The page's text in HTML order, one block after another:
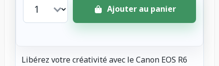
Ajouter au panier
Libérez votre créativité avec le Canon EOS R6